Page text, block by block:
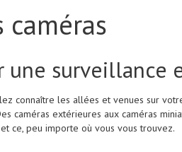
caméras
une surveillance
connaître les allées et venues sur
caméras extérieures aux caméras
ce, peu importe où vous vous trouvez.